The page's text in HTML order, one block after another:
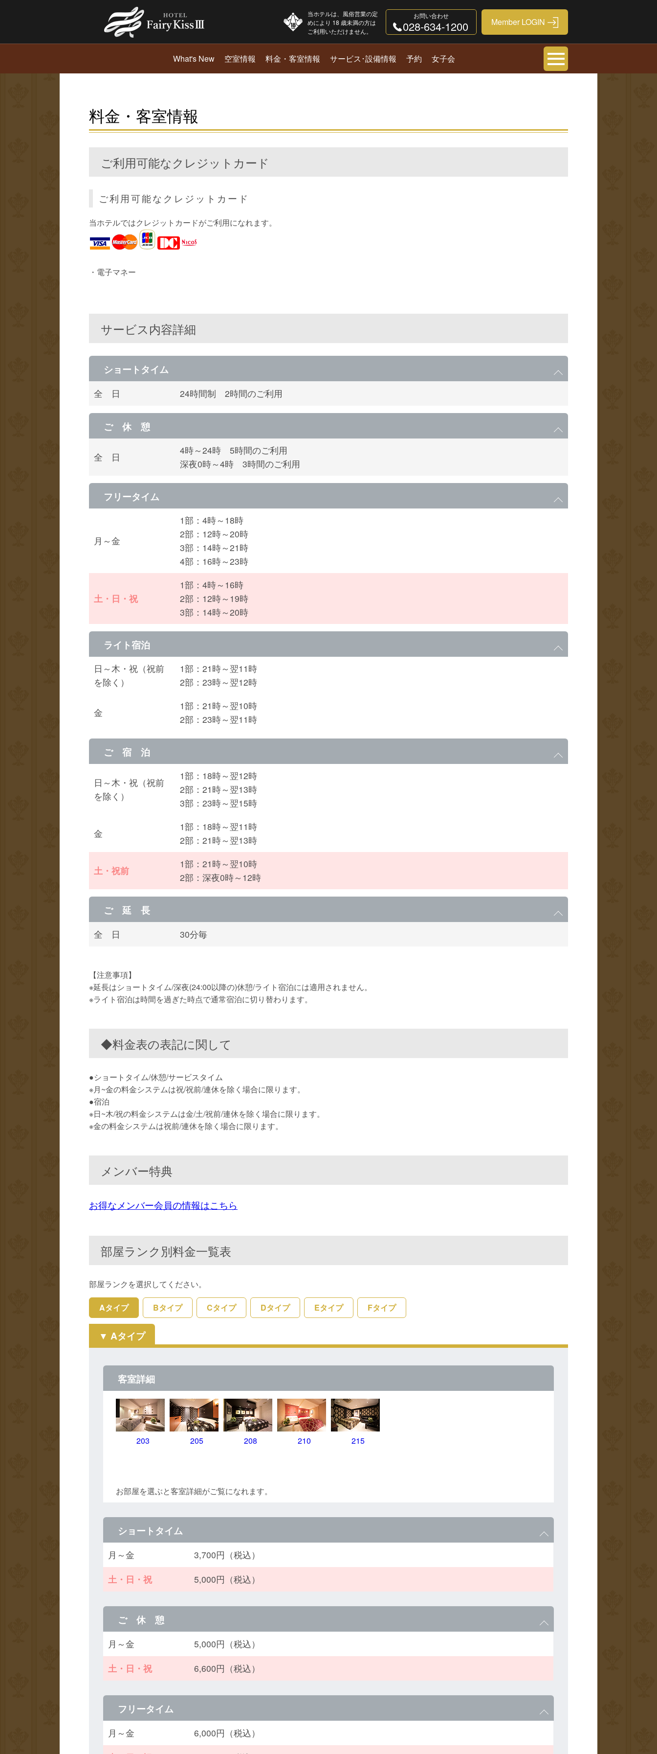
当ホテルは、風俗営業の定
めにより 18 歳未満の方は
ご利用いただけません。
お問い合わせ
028-634-1200
What's New 空室情報 料金・客室情報 サービス･設備情報 予約 女子会
料金・客室情報
ご利用可能なクレジットカード
ご利用可能なクレジットカード
当ホテルではクレジットカードがご利用になれます。
・電子マネー
サービス内容詳細
ショートタイム
全 日 24時間制 2時間のご利用
ご 休 憩
全 日
4時～24時 5時間のご利用
深夜0時～4時 3時間のご利用
フリータイム
月～金
1部：4時～18時
2部：12時～20時
3部：14時～21時
4部：16時～23時
土・日・祝
1部：4時～16時
2部：12時～19時
3部：14時～20時
ライト宿泊
日～木・祝（祝前
を除く）
1部：21時～翌11時
2部：23時～翌12時
金
1部：21時～翌10時
2部：23時～翌11時
ご 宿 泊
日～木・祝（祝前
を除く）
1部：18時～翌12時
2部：21時～翌13時
3部：23時～翌15時
金
1部：18時～翌11時
2部：21時～翌13時
土・祝前
1部：21時～翌10時
2部：深夜0時～12時
ご 延 長
全 日 30分毎
【注意事項】
※延長はショートタイム/深夜(24:00以降の)休憩/ライト宿泊には適用されません。
※ライト宿泊は時間を過ぎた時点で通常宿泊に切り替わります。
◆料金表の表記に関して
●ショートタイム/休憩/サービスタイム
※月~金の料金システムは祝/祝前/連休を除く場合に限ります。
●宿泊
※日~木/祝の料金システムは金/土/祝前/連休を除く場合に限ります。
※金の料金システムは祝前/連休を除く場合に限ります。
メンバー特典
お得なメンバー会員の情報はこちら
部屋ランク別料金一覧表
部屋ランクを選択してください。
Aタイプ Bタイプ Cタイプ Dタイプ Eタイプ Fタイプ
Aタイプ
客室詳細
203 205 208 210 215
お部屋を選ぶと客室詳細がご覧になれます。
ショートタイム
月～金
3,700円（税込）
土・日・祝
5,000円（税込）
ご 休 憩
月～金
5,000円（税込）
土・日・祝
6,600円（税込）
フリータイム
月～金
6,000円（税込）